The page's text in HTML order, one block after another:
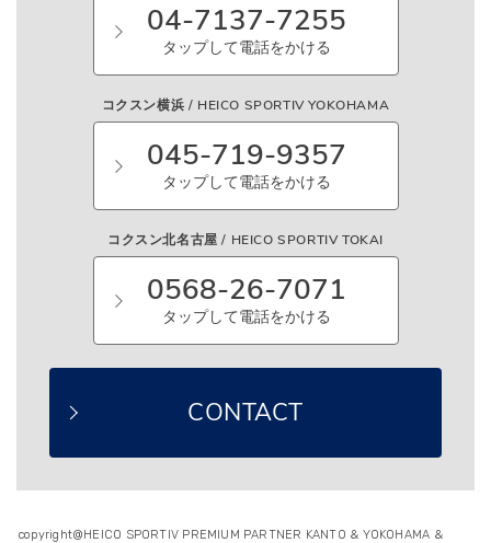
04-7137-7255
タップして電話をかける
コクスン横浜 / HEICO SPORTIV YOKOHAMA
045-719-9357
タップして電話をかける
コクスン北名古屋 / HEICO SPORTIV TOKAI
0568-26-7071
タップして電話をかける
CONTACT
copyright@HEICO SPORTIV PREMIUM PARTNER KANTO & YOKOHAMA &